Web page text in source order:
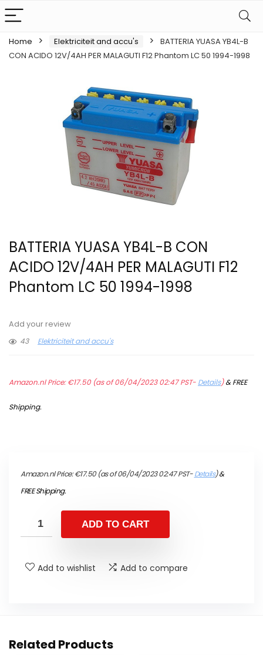
Home Elektriciteit and accu's
BATTERIA YUASA YB4L-B
CON ACIDO 12V/4AH PER MALAGUTI F12 Phantom LC 50 1994-1998
BATTERIA YUASA YB4L-B CON
ACIDO 12V/4AH PER MALAGUTI F12
Phantom LC 50 1994-1998
Add your review
43
Elektriciteit and accu's
Amazon.nl Price:€17.50(as of 06/04/2023 02:47 PST- Details)&FREE
Shipping.
Amazon.nl Price:€17.50(as of 06/04/2023 02:47 PST-Details)&
FREE Shipping.
ADD TO CART
Add to wishlist Add to compare
Related Products